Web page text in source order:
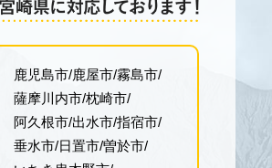
鹿児島市 鹿屋市 霧島市
薩摩川内市 枕崎市
阿久根市 出水市 指宿市
垂水市 日置市 曽於市